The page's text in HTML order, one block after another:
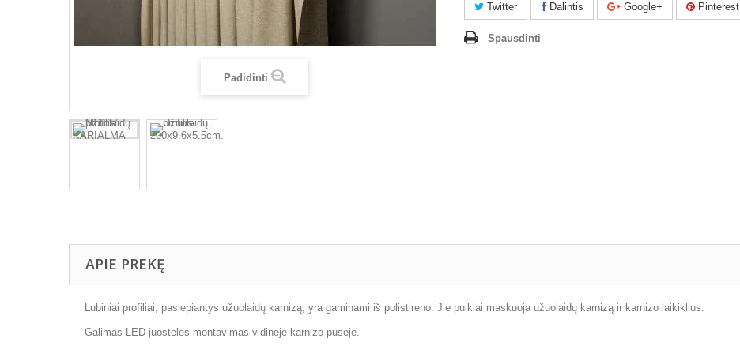
Padidinti
Twitter Dalintis Google+ Pinterest
Spausdinti
APIE PREKĘ
Lubiniai profiliai, paslepiantys užuolaidų karnizą, yra gaminami iš polistireno. Jie puikiai maskuoja užuolaidų karnizą ir karnizo laikiklius.
Galimas LED juostelės montavimas vidinėje karnizo pusėje.